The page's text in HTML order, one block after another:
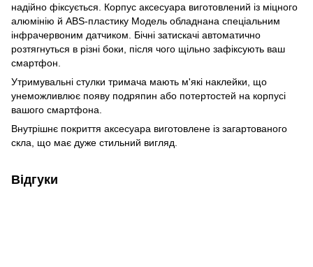
надійно фіксується. Корпус аксесуара виготовлений із міцного
алюмінію й ABS-пластику Модель обладнана спеціальним
інфрачервоним датчиком. Бічні затискачі автоматично
розтягнуться в різні боки, після чого щільно зафіксують ваш
смартфон.
Утримувальні стулки тримача мають м'які наклейки, що
унеможливлює появу подряпин або потертостей на корпусі
вашого смартфона.
Внутрішнє покриття аксесуара виготовлене із загартованого
скла, що має дуже стильний вигляд.
Відгуки